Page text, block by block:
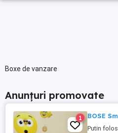
Boxe de vanzare
Anunțuri promovate
1 BOSE
Putin